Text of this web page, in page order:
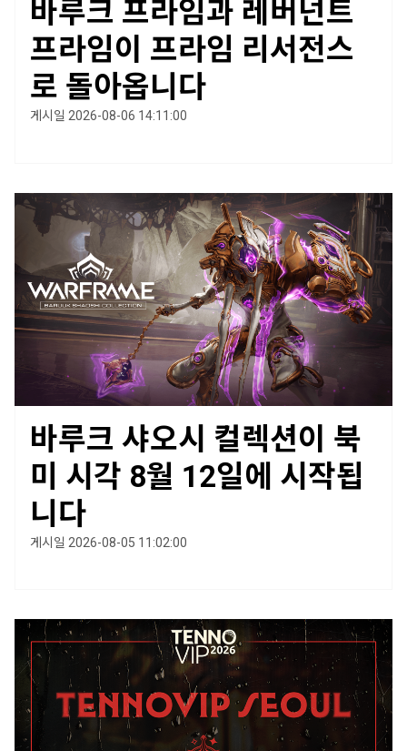
바루크 프라임과 레버넌트
프라임이 프라임 리서전스
로 돌아옵니다
게시일 2026-08-06 14:11:00
바루크 샤오시 컬렉션이 북
미 시각 8월 12일에 시작됩
니다
게시일 2026-08-05 11:02:00